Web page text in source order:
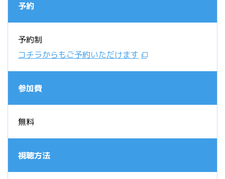
予約
予約制
コチラからもご予約いただけます
参加費
無料
視聴方法